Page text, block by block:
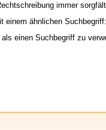
immer
einem ähnlichen
einen Suchbegriff zu